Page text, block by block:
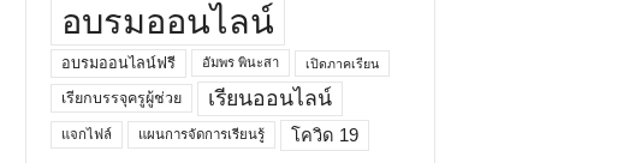
อบรมออนไลน์
อบรมออนไลน์ฟรี อัมพร พินะสา เปิดภาคเรียน
เรียกบรรจุครูผู้ช่วย เรียนออนไลน์
แจกไฟล์ แผนการจัดการเรียนรู้ โควิด 19